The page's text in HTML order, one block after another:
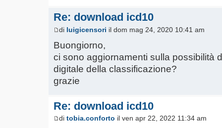
Re: download icd10
di luigicensori il dom mag 24, 2020 10:41 am
Buongiorno,
ci sono aggiornamenti sulla possibilità
digitale della classificazione?
grazie
Re: download icd10
di tobia.conforto il ven apr 22, 2022 11:34 am